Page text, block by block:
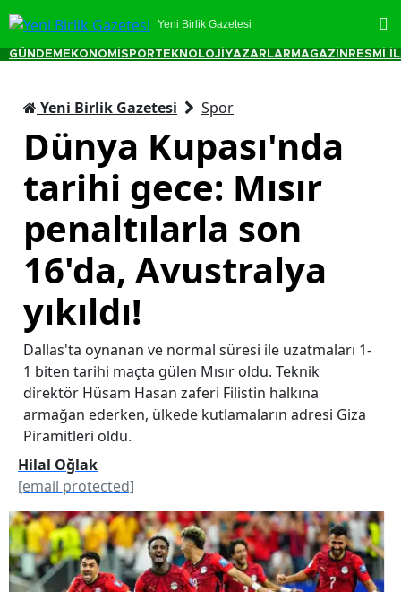
Yeni Birlik Gazetesi
GÜNDEM EKONOMİ SPORTEKNOLOJİ YAZARLAR MAGAZİN RESMİ
Yeni Birlik Gazetesi Spor
Dünya Kupası'nda
tarihi gece: Mısır
penaltılarla son
16'da, Avustralya
yıkıldı!
Dallas'ta oynanan ve normal süresi ile uzatmaları 1-
1 biten tarihi maçta gülen Mısır oldu. Teknik
direktör Hüsam Hasan zaferi Filistin halkına
armağan ederken, ülkede kutlamaların adresi Giza
Piramitleri oldu.
Hilal Oğlak
[email protected]